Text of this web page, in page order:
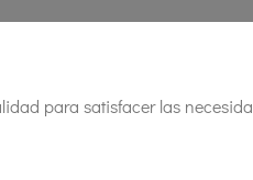
para satisfacer las